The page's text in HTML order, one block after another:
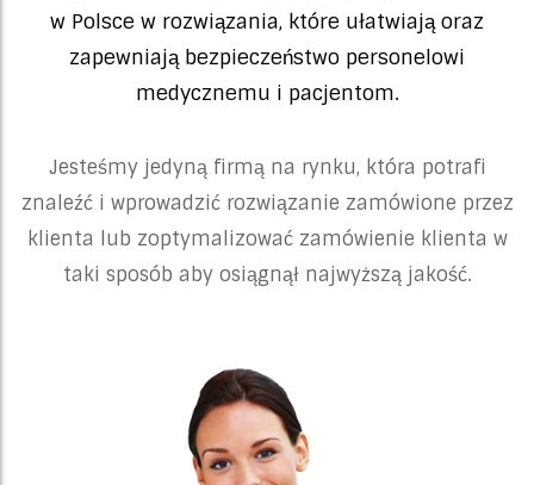
w Polsce w rozwiązania, które ułatwiają oraz
zapewniają bezpieczeństwo personelowi
medycznemu i pacjentom.
Jesteśmy jedyną firmą na rynku, która potrafi
znaleźć i wprowadzić rozwiązanie zamówione przez
klienta lub zoptymalizować zamówienie klienta w
taki sposób aby osiągnął najwyższą jakość.